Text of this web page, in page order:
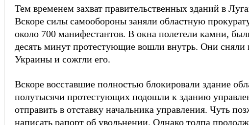
Тем временем захват правительственных зданий в
Вскоре силы самообороны заняли областную
около 700 манифестантов. В окна полетели камни,
десять минут протестующие вошли внутрь. Они сняли
Украины и сожгли его.
Вскоре восставшие полностью блокировали здание
полутысячи протестующих подошли к зданию
отправить в отставку начальника управления. Чуть
написать рапорт об увольнении. Однако толпа